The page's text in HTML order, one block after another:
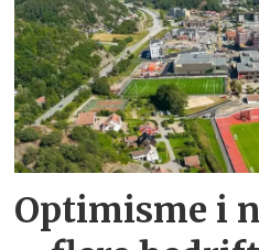
Optimisme i